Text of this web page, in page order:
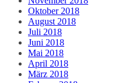
Oktober 2018
August 2018
Juli 2018
Juni 2018
Mai 2018
April 2018
März 2018